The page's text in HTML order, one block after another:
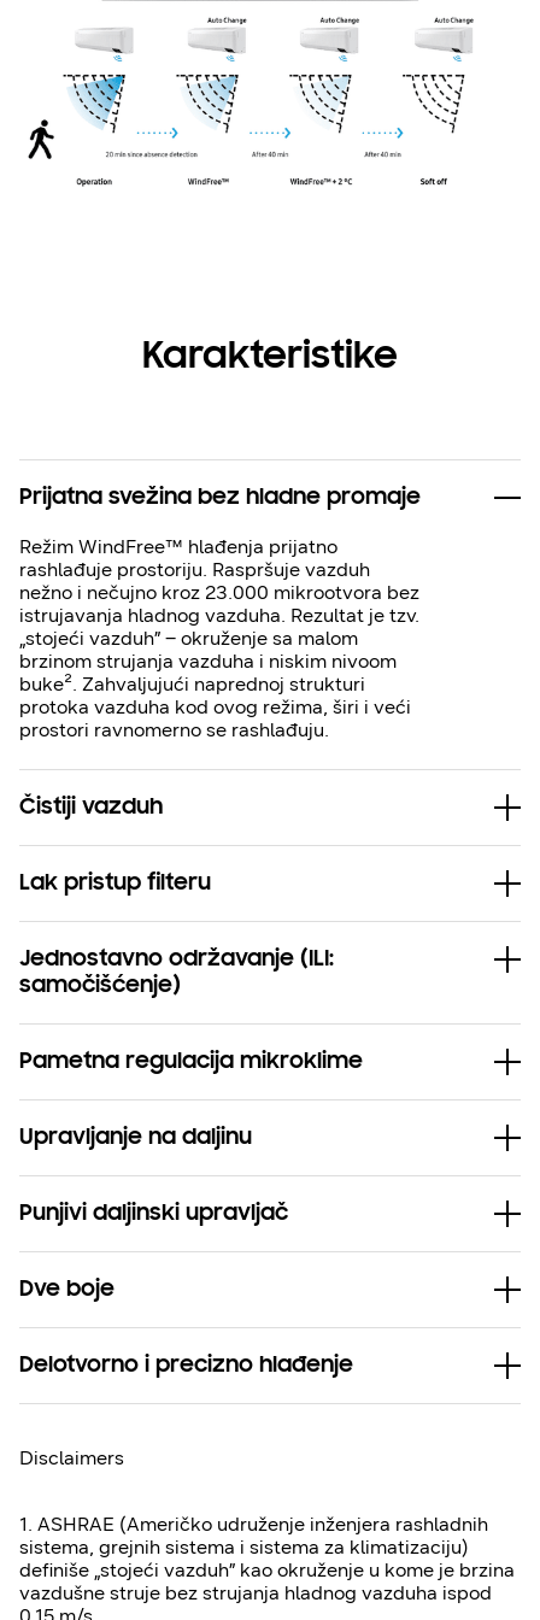
Karakteristike
Prijatna svežina bez hladne promaje
Režim WindFree™ hlađenja prijatno
rashlađuje prostoriju. Raspršuje vazduh
nežno i nečujno kroz 23.000 mikrootvora bez
istrujavanja hladnog vazduha. Rezultat je tzv.
„stojeći vazduh” – okruženje sa malom
brzinom strujanja vazduha i niskim nivoom
buke². Zahvaljujući naprednoj strukturi
protoka vazduha kod ovog režima, širi i veći
prostori ravnomerno se rashlađuju.
Čistiji vazduh
Lak pristup filteru
Jednostavno održavanje (ILI:
samočišćenje)
Pametna regulacija mikroklime
Upravljanje na daljinu
Punjivi daljinski upravljač
Dve boje
Delotvorno i precizno hlađenje
Disclaimers
1. ASHRAE (Američko udruženje inženjera rashladnih
sistema, grejnih sistema i sistema za klimatizaciju)
definiše „stojeći vazduh” kao okruženje u kome je brzina
vazdušne struje bez strujanja hladnog vazduha ispod